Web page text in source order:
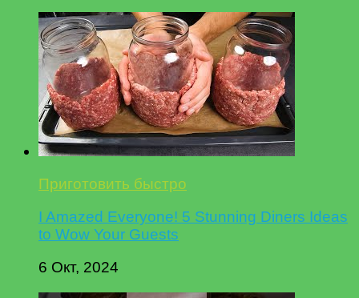
Приготовить быстро
I Amazed Everyone! 5 Stunning Diners Ideas
to Wow Your Guests
6 Окт, 2024